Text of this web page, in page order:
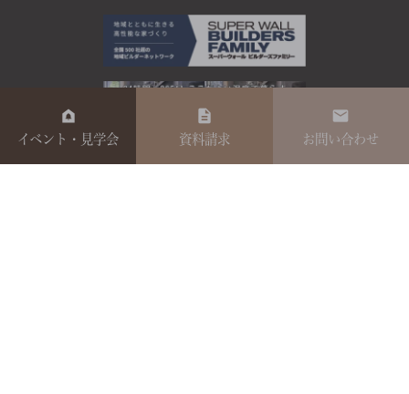
イベント・見学会 資料請求 お問い合わせ